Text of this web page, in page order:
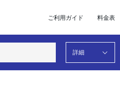
ご利用ガイド 料金表
詳細